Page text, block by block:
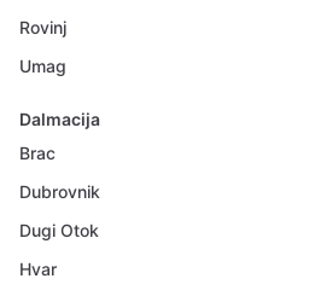
Rovinj
Umag
Dalmacija
Brac
Dubrovnik
Dugi Otok
Hvar